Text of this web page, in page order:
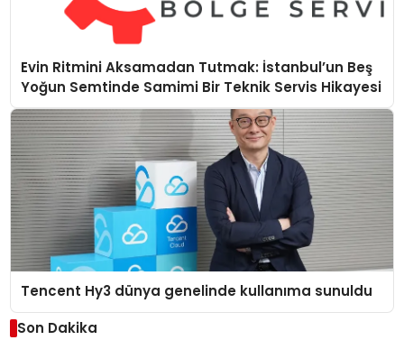
Evin Ritmini Aksamadan Tutmak: İstanbul’un Beş
Yoğun Semtinde Samimi Bir Teknik Servis Hikayesi
Tencent Hy3 dünya genelinde kullanıma sunuldu
Son Dakika